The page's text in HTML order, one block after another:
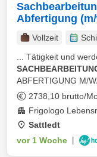
Abfertigung
Vollzeit
... Tätigkeit und
ABFERTIGUNG M/
2738,10 brutto/
Frigologo
Sattledt
vor 1 Woche